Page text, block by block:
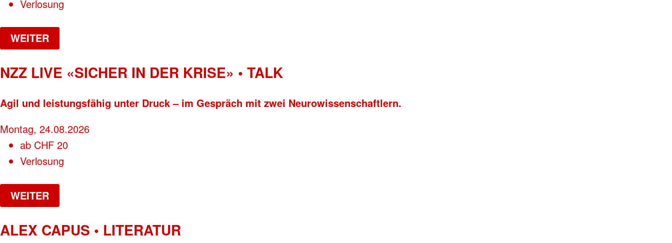
Verlosung
WEITER
NZZ LIVE «SICHER IN DER KRISE» • TALK
Agil und leistungsfähig unter Druck – im Gespräch mit zwei Neurowissenschaftlern.
Montag, 24.08.2026
ab CHF 20
Verlosung
WEITER
ALEX CAPUS • LITERATUR